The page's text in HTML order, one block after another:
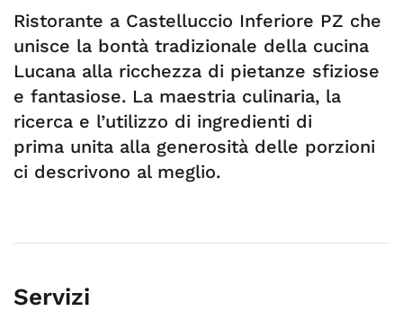
Ristorante a Castelluccio Inferiore PZ che
unisce la bontà tradizionale della cucina
Lucana alla ricchezza di pietanze sfiziose
e fantasiose. La maestria culinaria, la
ricerca e l’utilizzo di ingredienti di
prima unita alla generosità delle porzioni
ci descrivono al meglio.
Servizi